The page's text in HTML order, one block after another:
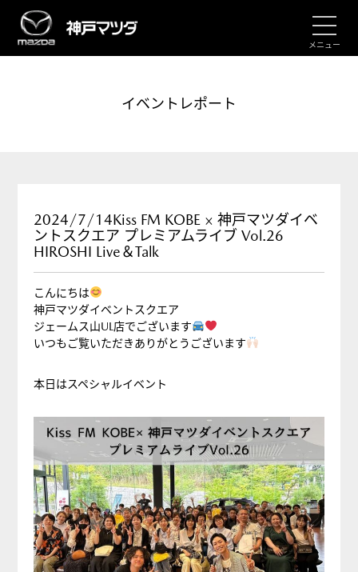
メニュー
イベントレポート
2024/7/14Kiss FM KOBE × 神戸マツダイベ
ントスクエア プレミアムライブ Vol.26
HIROSHI Live＆Talk
こんにちは
神戸マツダイベントスクエア
ジェームス山UL店でございます
いつもご覧いただきありがとうございます
本日はスペシャルイベント